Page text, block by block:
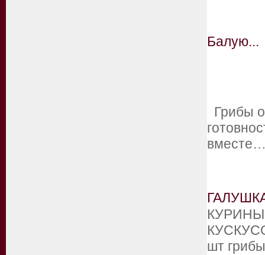
Балую...
Грибы
шт